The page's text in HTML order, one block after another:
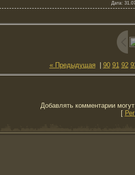
Дата:
« Предыдущая 90 91 92
Добавлять комментарии
[